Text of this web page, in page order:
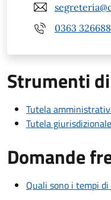
0363 326688
Strumenti
Tutela
Tutela giurisdizionale
Domande
Quali sono i tempi